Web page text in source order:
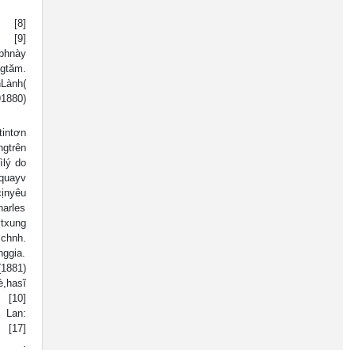
[8]
[9]
do
Lan:
.